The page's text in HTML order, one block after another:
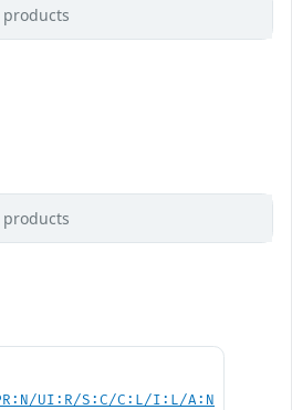
products
products
UI:R/S:C/C:L/I:L/A:N